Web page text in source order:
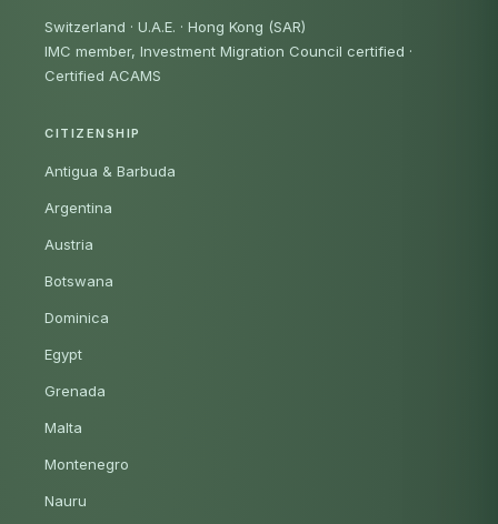
Switzerland · U.A.E. · Hong Kong (SAR)
IMC member, Investment Migration Council certified ·
Certified ACAMS
CITIZENSHIP
Antigua & Barbuda
Argentina
Austria
Botswana
Dominica
Egypt
Grenada
Malta
Montenegro
Nauru